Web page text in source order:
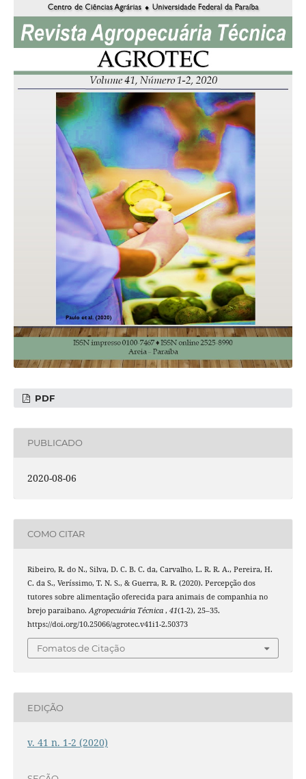
PDF
PUBLICADO
2020-08-06
COMO CITAR
Ribeiro, R. do N., Silva, D. C. B. C. da, Carvalho, L. R. R. A., Pereira, H.
C. da S., Veríssimo, T. N. S., & Guerra, R. R. (2020). Percepção dos
tutores sobre alimentação oferecida para animais de companhia no
brejo paraibano.Agropecuária Técnica , 41(1-2), 25–35.
https://doi.org/10.25066/agrotec.v41i1-2.50373
Fomatos de Citação
EDIÇÃO
v. 41 n. 1-2 (2020)